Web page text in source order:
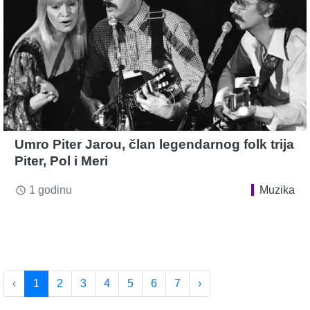
Umro Piter Jarou, član legendarnog folk trija
Piter, Pol i Meri
access_time 1 godinu Muzika
‹ 1 2 3 4 5 6 7 ›